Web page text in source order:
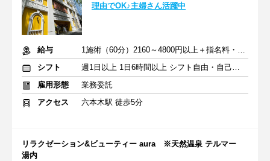
理由でOK♪主婦さん活躍中
給与
1施術（60分）2160～4800円以上＋指名料・インセン
シフト
週1日以上 1日6時間以上 シフト自由・自己申告
雇用形態
業務委託
アクセス
六本木駅 徒歩5分
リラクゼーション&ビューティー aura ※天然温泉 テルマー
湯内